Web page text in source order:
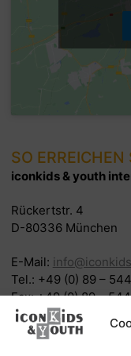
SO ERREICHEN
iconkids & youth
Rückertstr. 4
D-80336 München
E-Mail:
Tel.: +49 (0) 89 –
Fax: +49 (0) 89 –
So kommen Sie